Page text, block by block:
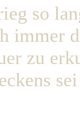
so
immer
zu